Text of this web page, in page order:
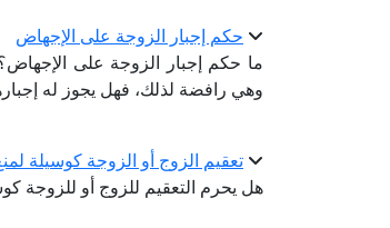
حكم إجبار الزوجة على الإجهاض
ما حكم إجبار الزوجة على
وهي رافضة لذلك، فهل يجوز له
تعقيم الزوج أو الزوجة كوسيلة
هل يحرم التعقيم للزوج أو للزوجة